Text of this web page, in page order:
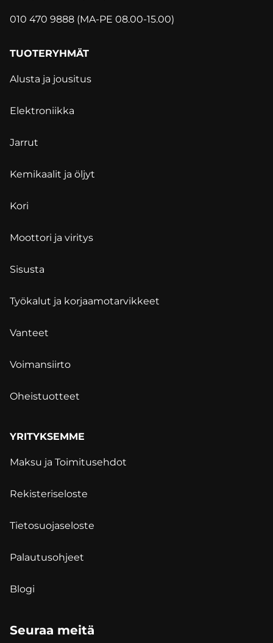
010 470 9888 (MA-PE 08.00-15.00)
TUOTERYHMÄT
Alusta ja jousitus
Elektroniikka
Jarrut
Kemikaalit ja öljyt
Kori
Moottori ja viritys
Sisusta
Työkalut ja korjaamotarvikkeet
Vanteet
Voimansiirto
Oheistuotteet
YRITYKSEMME
Maksu ja Toimitusehdot
Rekisteriseloste
Tietosuojaseloste
Palautusohjeet
Blogi
Seuraa meitä